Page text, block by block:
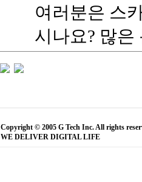
여러분은 스
시나요? 많은
Copyright © 2005 G Tech Inc. All rights
WE DELIVER DIGITAL LIFE